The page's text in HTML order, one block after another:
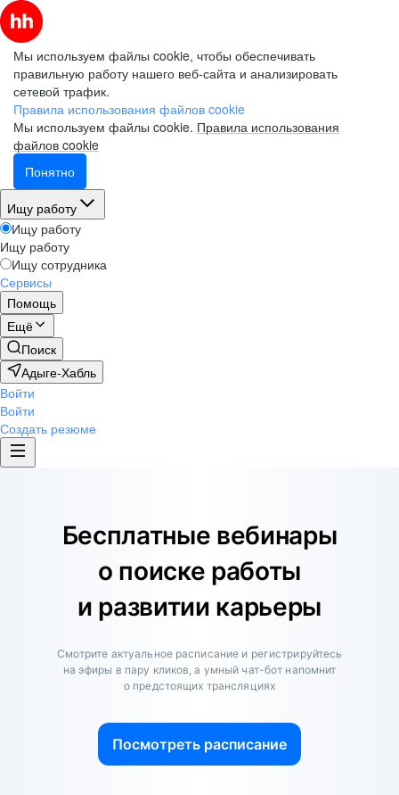
Мы используем файлы cookie, чтобы обеспечивать
правильную работу нашего веб-сайта и анализировать
сетевой трафик.
Правила использования файлов cookie
Мы используем файлы cookie. Правила использования
файлов cookie
Понятно
Ищу работу
Ищу работу
Ищу работу
Ищу сотрудника
Сервисы
Помощь
Ещё
Поиск
Адыге-Хабль
Войти
Войти
Создать резюме
Бесплатные вебинары
о поиске работы
и развитии карьеры
Смотрите актуальное расписание и регистрируйтесь
на эфиры в пару кликов, а умный чат-бот напомнит
о предстоящих трансляциях
Посмотреть расписание